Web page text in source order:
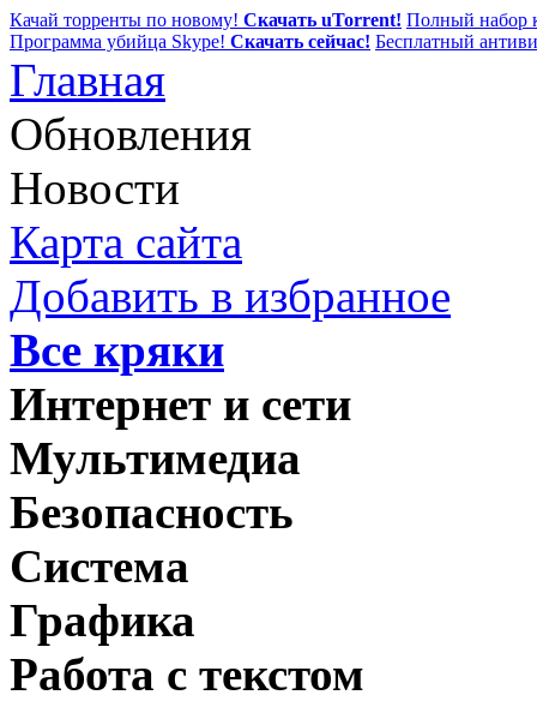
Качай торренты по новому! Скачать uTorrent! Полный набор
Программа убийца Skype! Скачать сейчас! Бесплатный
Главная
Обновления
Новости
Карта сайта
Добавить в избранное
Все кряки
Интернет и сети
Мультимедиа
Безопасность
Система
Графика
Работа с текстом